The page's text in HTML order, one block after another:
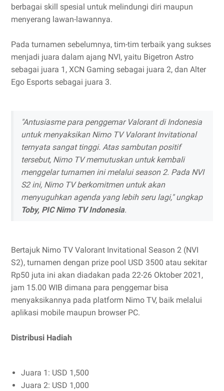
berbagai skill spesial untuk melindungi diri maupun
menyerang lawan-lawannya.
Pada turnamen sebelumnya, tim-tim terbaik yang sukses
menjadi juara dalam ajang NVI, yaitu Bigetron Astro
sebagai juara 1, XCN Gaming sebagai juara 2, dan Alter
Ego Esports sebagai juara 3.
"Antusiasme para penggemar Valorant di Indonesia
untuk menyaksikan Nimo TV Valorant Invitational
ternyata sangat tinggi. Atas sambutan positif
tersebut, Nimo TV memutuskan untuk kembali
menggelar turnamen ini melalui season 2. Pada NVI
S2 ini, Nimo TV berkomitmen untuk akan
menyuguhkan agenda yang lebih seru lagi," ungkap
Toby, PIC Nimo TV Indonesia.
Bertajuk Nimo TV Valorant Invitational Season 2 (NVI
S2), turnamen dengan prize pool USD 3500 atau sekitar
Rp50 juta ini akan diadakan pada 22-26 Oktober 2021,
jam 15.00 WIB dimana para penggemar bisa
menyaksikannya pada platform Nimo TV, baik melalui
aplikasi mobile maupun browser PC.
Distribusi Hadiah
Juara 1: USD 1,500
Juara 2: USD 1,000